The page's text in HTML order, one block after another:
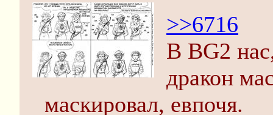
>>6716
В BG2
дракон
маскировал, евпочя.